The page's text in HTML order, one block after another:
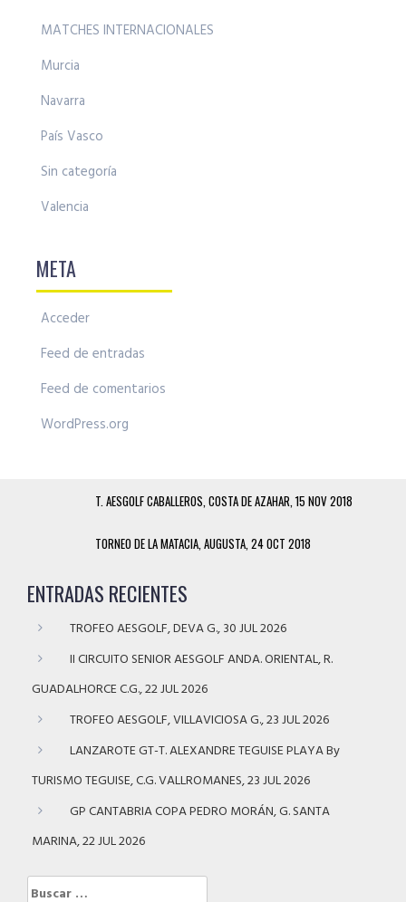
MATCHES INTERNACIONALES
Murcia
Navarra
País Vasco
Sin categoría
Valencia
META
Acceder
Feed de entradas
Feed de comentarios
WordPress.org
T. AESGOLF CABALLEROS, COSTA DE AZAHAR, 15 NOV 2018
TORNEO DE LA MATACIA, AUGUSTA, 24 OCT 2018
ENTRADAS RECIENTES
TROFEO AESGOLF, DEVA G., 30 JUL 2026
II CIRCUITO SENIOR AESGOLF ANDA. ORIENTAL, R.
GUADALHORCE C.G., 22 JUL 2026
TROFEO AESGOLF, VILLAVICIOSA G., 23 JUL 2026
LANZAROTE GT-T. ALEXANDRE TEGUISE PLAYA By
TURISMO TEGUISE, C.G. VALLROMANES, 23 JUL 2026
GP CANTABRIA COPA PEDRO MORÁN, G. SANTA
MARINA, 22 JUL 2026
Buscar: